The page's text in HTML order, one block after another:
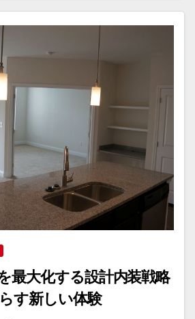
最大化する設計内装戦略
す新しい体験